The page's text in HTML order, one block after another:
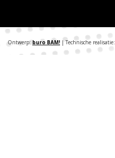
Ontwerp: buro BAM! | Technische realisatie: